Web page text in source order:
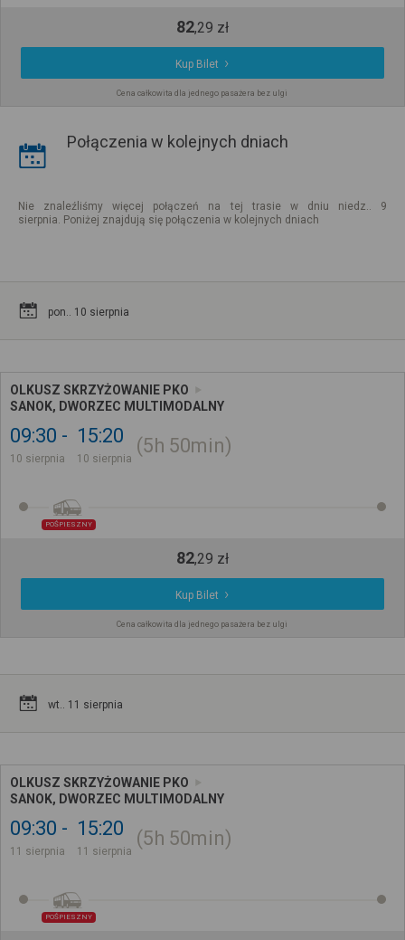
82,29 zł
Kup Bilet
Cena całkowita dla jednego pasażera bez ulgi
Połączenia w kolejnych dniach
Nie znaleźliśmy więcej połączeń na tej trasie w dniu niedz.. 9
sierpnia. Poniżej znajdują się połączenia w kolejnych dniach
pon.. 10 sierpnia
OLKUSZ SKRZYŻOWANIE PKO
SANOK, DWORZEC MULTIMODALNY
09:30
10 sierpnia
15:20
10 sierpnia
5h 50min
POŚPIESZNY
82,29 zł
Kup Bilet
Cena całkowita dla jednego pasażera bez ulgi
wt.. 11 sierpnia
OLKUSZ SKRZYŻOWANIE PKO
SANOK, DWORZEC MULTIMODALNY
09:30
11 sierpnia
15:20
11 sierpnia
5h 50min
POŚPIESZNY